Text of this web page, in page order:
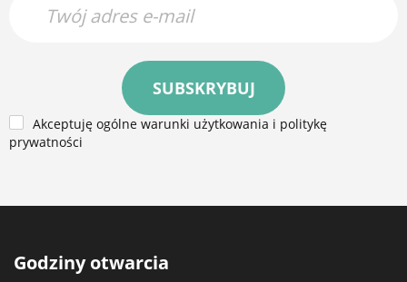
SUBSKRYBUJ
Akceptuję ogólne warunki użytkowania i politykę
prywatności
Godziny otwarcia